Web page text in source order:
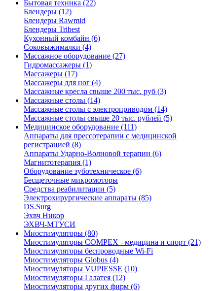
Бытовая техника (22)
Блендеры (12)
Блендеры Rawmid
Блендеры Tribest
Кухонный комбайн (6)
Соковыжималки (4)
Массажное оборудование (27)
Гидромассажеры (1)
Массажеры (17)
Массажеры для ног (4)
Массажные кресла свыше 200 тыс. руб (3)
Массажные столы (14)
Массажные столы с электроприводом (14)
Массажные столы свыше 20 тыс. рублей (5)
Медицинское оборудование (111)
Аппараты для прессотерапии с медицинской
регистрацией (8)
Аппараты Ударно-Волновой терапии (6)
Магнитотерапия (1)
Оборудование зуботехническое (6)
Бесщеточные микромоторы
Средства реабилитации (5)
Электрохирургические аппараты (85)
DS.Surg
Эхвч Никор
ЭХВЧ-МТУСИ
Миостимуляторы (80)
Миостимуляторы COMPEX - медицина и спорт (21)
Миостимуляторы беспроводные Wi-Fi
Миостимуляторы Globus (4)
Миостимуляторы VUPIESSE (10)
Миостимуляторы Галатея (12)
Миостимуляторы других фирм (6)